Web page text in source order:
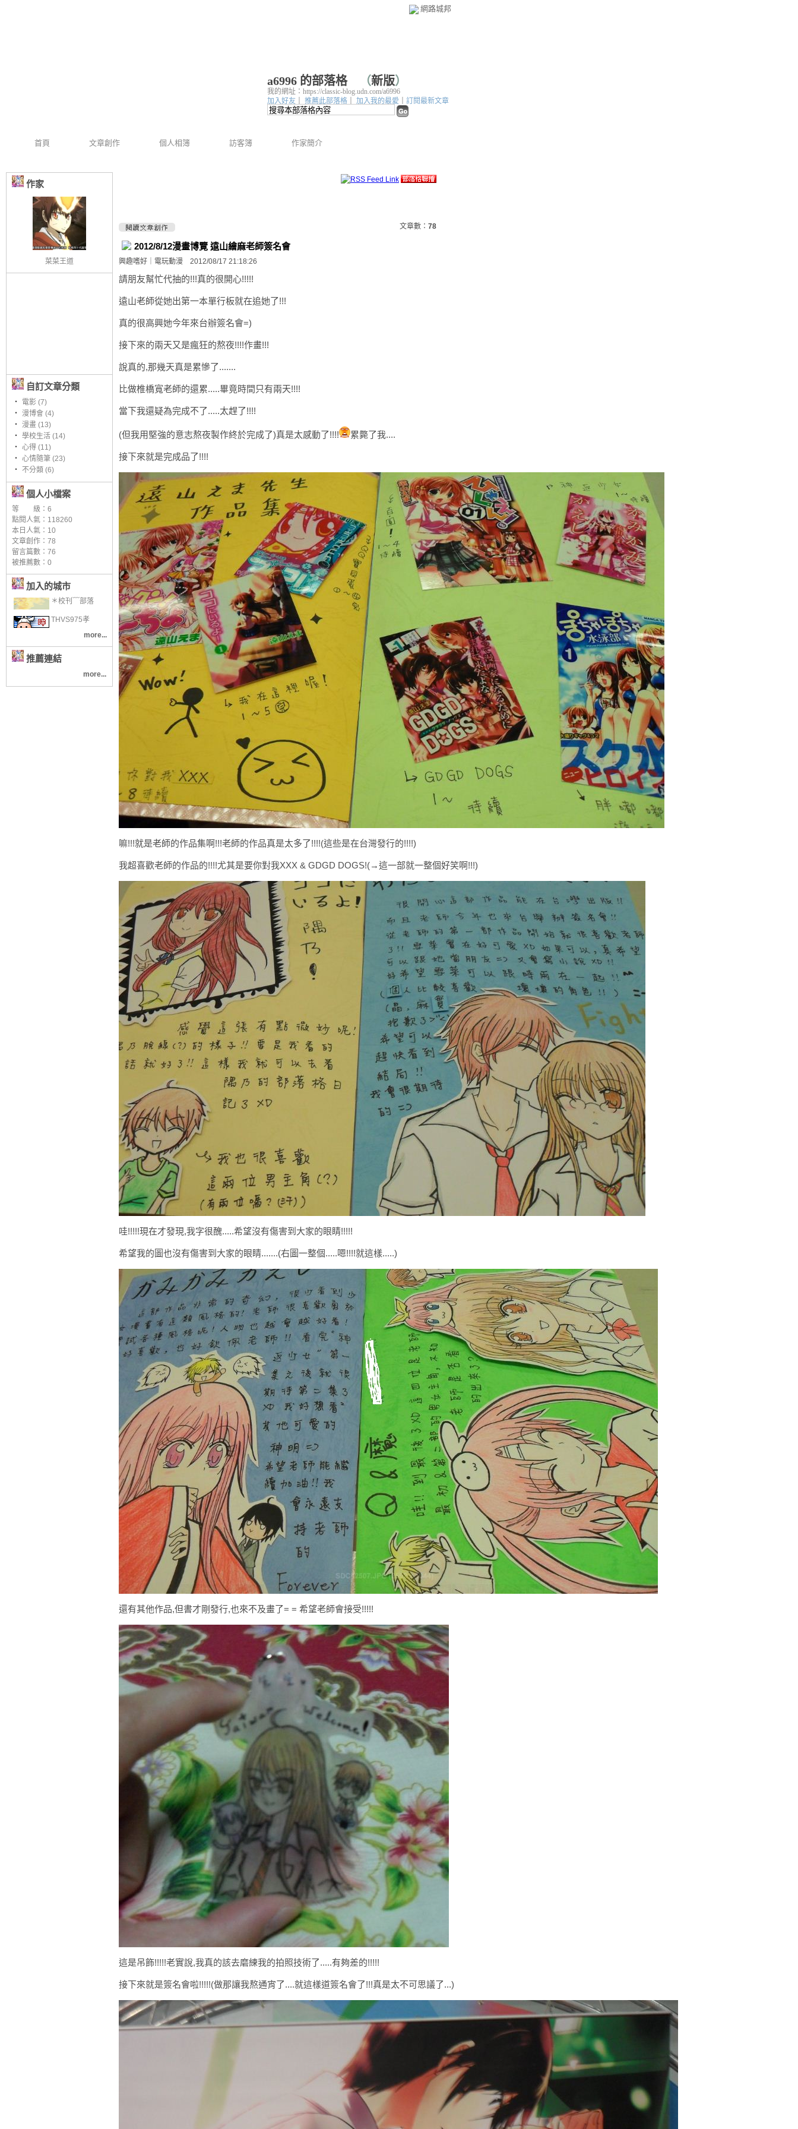
網路城邦
a6996 的部落格（新版）
首頁 文章創作 個人相簿 訪客簿 作家簡介
加入好友 推薦此部落格 加入我的最愛 訂閱最新文章
我的網址：https://classic-blog.udn.com/a6996
作家
菜菜王道
自訂文章分類
‧
電影 (7)
‧ 漫博會 (4)
‧ 漫畫 (13)
‧ 學校生活 (14)
‧ 心得 (11)
‧ 心情隨筆 (23)
‧ 不分類 (6)
個人小檔案
等 級：6
點閱人氣：118260
本日人氣：10
文章創作：78
留言篇數：76
被推薦數： 0
加入的城市
＊校刊﹋部落
THVS975孝
more...
推薦連結
more...
文章數： 78
2012/8/12漫畫博覽 遠山繪麻老師簽名會
興趣嗜好 電玩動漫 2012/08/17 21:18:26
請朋友幫忙代抽的!!!真的很開心!!!!!
遠山老師從她出第一本單行板就在追她了!!!
真的很高興她今年來台辦簽名會=)
接下來的兩天又是瘋狂的熬夜!!!!作畫!!!
說真的,那幾天真是累慘了.......
比做椎橋寬老師的還累.....畢竟時間只有兩天!!!!
當下我還疑為完成不了.....太趕了!!!!
(但我用堅強的意志熬夜製作終於完成了)真是太感動了!!!! 累斃了我....
接下來就是完成品了!!!!
嘛!!!就是老師的作品集啊!!!老師的作品真是太多了!!!!(這些是在台灣發行的!!!!)
我超喜歡老師的作品的!!!!尤其是要你對我XXX & GDGD DOGS!(→這一部就一整個好笑啊!!!)
哇!!!!!現在才發現,我字很醜.....希望沒有傷害到大家的眼睛!!!!!
希望我的圖也沒有傷害到大家的眼睛.......(右圖一整個.....嗯!!!!就這樣.....)
還有其他作品,但書才剛發行,也來不及畫了= = 希望老師會接受!!!!!
這是吊飾!!!!!老實說,我真的該去磨練我的拍照技術了.....有夠差的!!!!!
接下來就是簽名會啦!!!!!(做那讓我熬通宵了....就這樣道簽名會了!!!真是太不可思議了...)